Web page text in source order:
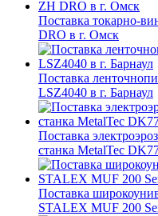
Поставка токарно-
DRO в г. Омск
Поставка
LSZ4040 в г. Барнаул
Поставка
станка MetalTec
Поставка
STALEX MUF 200